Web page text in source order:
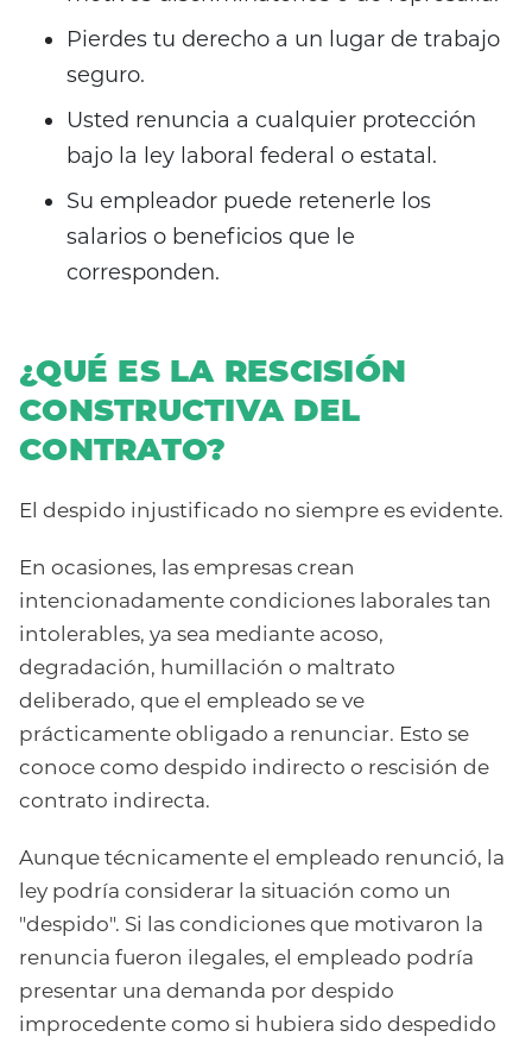
Pierdes tu derecho a un lugar de trabajo
seguro.
Usted renuncia a cualquier protección
bajo la ley laboral federal o estatal.
Su empleador puede retenerle los
salarios o beneficios que le
corresponden.
¿QUÉ ES LA RESCISIÓN
CONSTRUCTIVA DEL
CONTRATO?
El despido injustificado no siempre es evidente.
En ocasiones, las empresas crean
intencionadamente condiciones laborales tan
intolerables, ya sea mediante acoso,
degradación, humillación o maltrato
deliberado, que el empleado se ve
prácticamente obligado a renunciar. Esto se
conoce como despido indirecto o rescisión de
contrato indirecta.
Aunque técnicamente el empleado renunció, la
ley podría considerar la situación como un
"despido". Si las condiciones que motivaron la
renuncia fueron ilegales, el empleado podría
presentar una demanda por despido
improcedente como si hubiera sido despedido